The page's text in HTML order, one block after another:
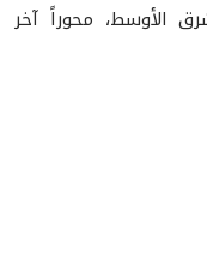
الأوسط، محوراً آخر